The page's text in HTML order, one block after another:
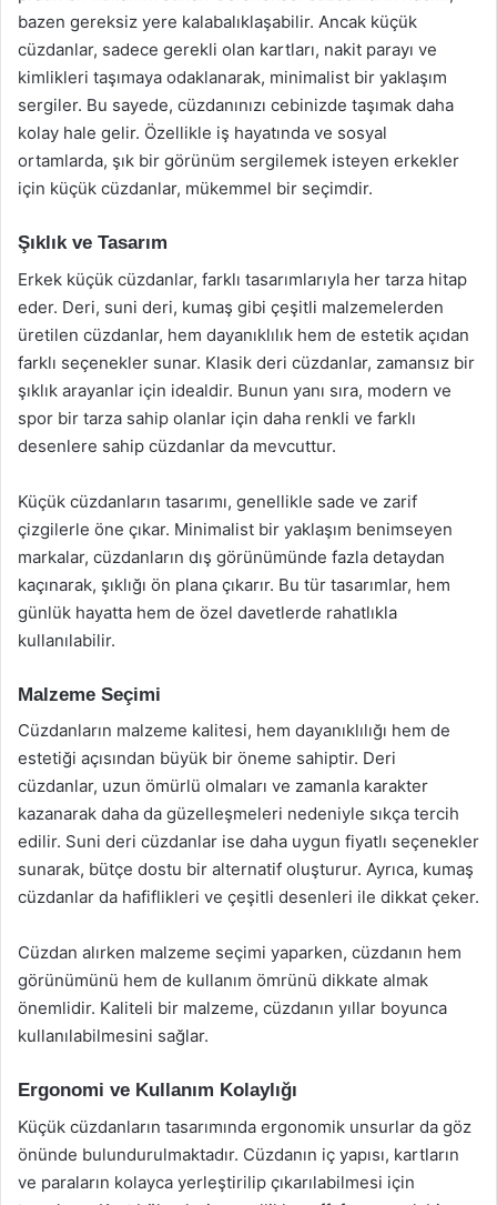
bazen gereksiz yere kalabalıklaşabilir. Ancak küçük
cüzdanlar, sadece gerekli olan kartları, nakit parayı ve
kimlikleri taşımaya odaklanarak, minimalist bir yaklaşım
sergiler. Bu sayede, cüzdanınızı cebinizde taşımak daha
kolay hale gelir. Özellikle iş hayatında ve sosyal
ortamlarda, şık bir görünüm sergilemek isteyen erkekler
için küçük cüzdanlar, mükemmel bir seçimdir.
Şıklık ve Tasarım
Erkek küçük cüzdanlar, farklı tasarımlarıyla her tarza hitap
eder. Deri, suni deri, kumaş gibi çeşitli malzemelerden
üretilen cüzdanlar, hem dayanıklılık hem de estetik açıdan
farklı seçenekler sunar. Klasik deri cüzdanlar, zamansız bir
şıklık arayanlar için idealdir. Bunun yanı sıra, modern ve
spor bir tarza sahip olanlar için daha renkli ve farklı
desenlere sahip cüzdanlar da mevcuttur.
Küçük cüzdanların tasarımı, genellikle sade ve zarif
çizgilerle öne çıkar. Minimalist bir yaklaşım benimseyen
markalar, cüzdanların dış görünümünde fazla detaydan
kaçınarak, şıklığı ön plana çıkarır. Bu tür tasarımlar, hem
günlük hayatta hem de özel davetlerde rahatlıkla
kullanılabilir.
Malzeme Seçimi
Cüzdanların malzeme kalitesi, hem dayanıklılığı hem de
estetiği açısından büyük bir öneme sahiptir. Deri
cüzdanlar, uzun ömürlü olmaları ve zamanla karakter
kazanarak daha da güzelleşmeleri nedeniyle sıkça tercih
edilir. Suni deri cüzdanlar ise daha uygun fiyatlı seçenekler
sunarak, bütçe dostu bir alternatif oluşturur. Ayrıca, kumaş
cüzdanlar da hafiflikleri ve çeşitli desenleri ile dikkat çeker.
Cüzdan alırken malzeme seçimi yaparken, cüzdanın hem
görünümünü hem de kullanım ömrünü dikkate almak
önemlidir. Kaliteli bir malzeme, cüzdanın yıllar boyunca
kullanılabilmesini sağlar.
Ergonomi ve Kullanım Kolaylığı
Küçük cüzdanların tasarımında ergonomik unsurlar da göz
önünde bulundurulmaktadır. Cüzdanın iç yapısı, kartların
ve paraların kolayca yerleştirilip çıkarılabilmesi için